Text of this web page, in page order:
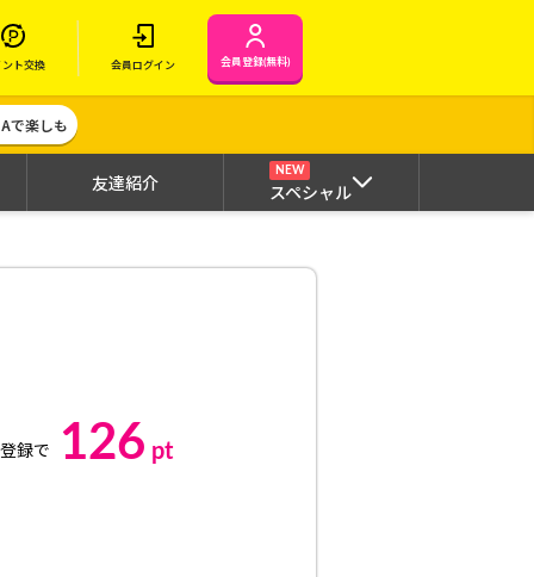
ント交換 会員ログイン 会員登録(無料)
で楽しも
友達紹介
NEW
スペシャル
録で 126 pt